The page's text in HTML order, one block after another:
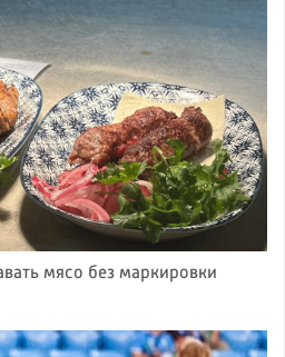
мясо без маркировки